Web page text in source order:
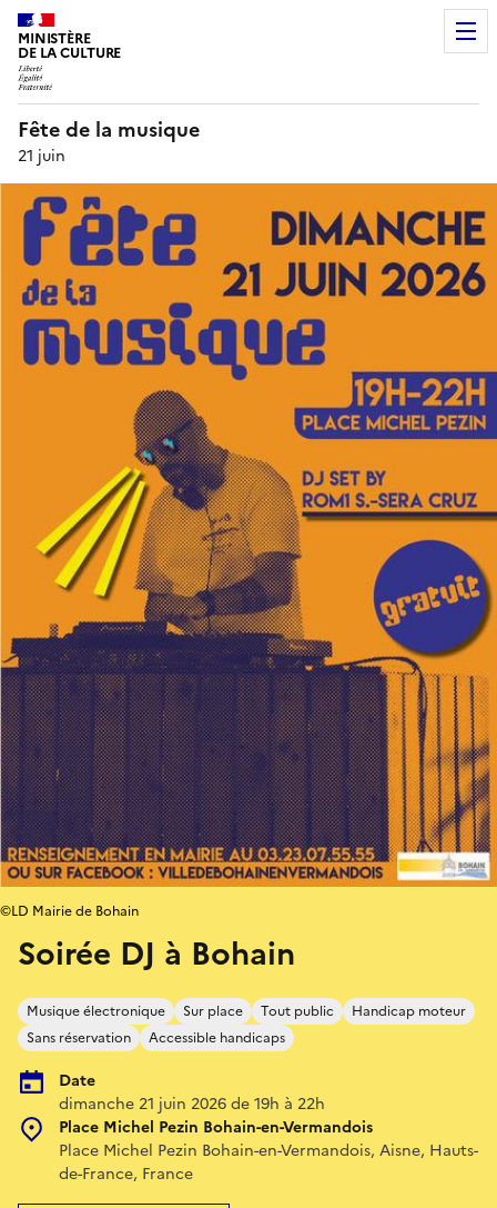
MINISTÈRE
DE LA CULTURE
Fête de la musique
21 juin
Soirée DJ à Bohain
Musique électronique Sur place Tout public
Handicap moteur
Sans réservation
Accessible handicaps
Date
dimanche 21 juin 2026 de 19h à 22h
Place Michel Pezin Bohain-en-Vermandois
Place Michel Pezin Bohain-en-Vermandois, Aisne, Hauts-
de-France, France
©LD Mairie de Bohain